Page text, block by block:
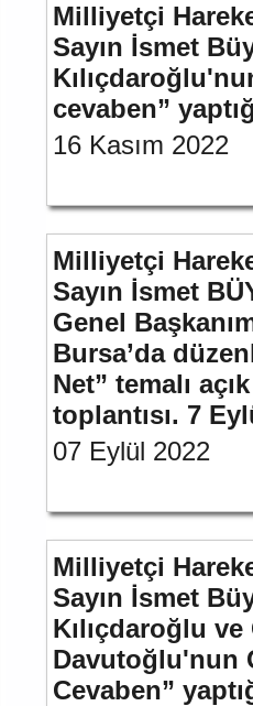
Milliyetçi
Sayın İsmet
cevaben”
16 Kasım 2022
Milliyetçi
Sayın İsmet
Genel
Bursa’da
Net” temalı
toplantısı. 7
07 Eylül 2022
Milliyetçi
Sayın İsmet
Kılıçdaroğlu
Davutoğlu'nun
Cevaben”